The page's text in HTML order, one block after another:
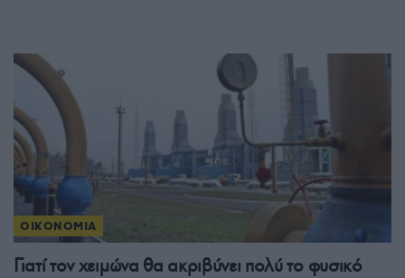
ΟΙΚΟΝΟΜΙΑ
Γιατί τον χειμώνα θα ακριβύνει πολύ το φυσικό